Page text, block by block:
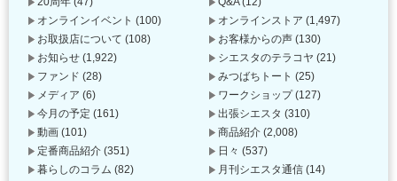
オンラインイベント (100) オンラインストア (1,497)
お取扱店について (108) お客様からの声 (130)
お知らせ (1,922) シエスタのテラコヤ (21)
ファンド (28) みつばちトート (25)
メディア (6) ワークショップ(127)
今月の予定 (161) 出張シエスタ (310)
動画 (101) 商品紹介 (2,008)
定番商品紹介 (351) 日々 (537)
暮らしのコラム (82) 月刊シエスタ通信 (14)